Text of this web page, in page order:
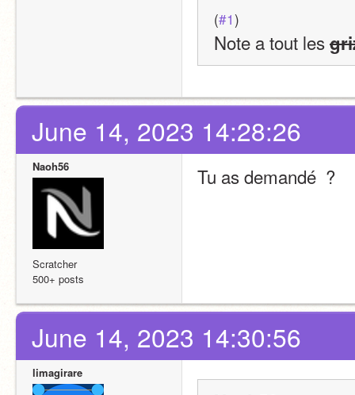
(#1)
Note a tout les
June 14, 2023 14:28:26
Naoh56
Scratcher
500+ posts
Tu as demandé  ?
June 14, 2023 14:30:56
limagirare